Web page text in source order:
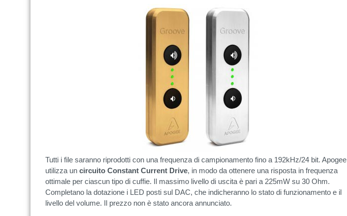
Tutti i file saranno riprodotti con una frequenza di campionamento fino a 192kHz/24 bit. Apogee
utilizza un circuito Constant Current Drive, in modo da ottenere una risposta in frequenza
ottimale per ciascun tipo di cuffie. Il massimo livello di uscita è pari a 225mW su 30 Ohm.
Completano la dotazione i LED posti sul DAC, che indicheranno lo stato di funzionamento e il
livello del volume. Il prezzo non è stato ancora annunciato.